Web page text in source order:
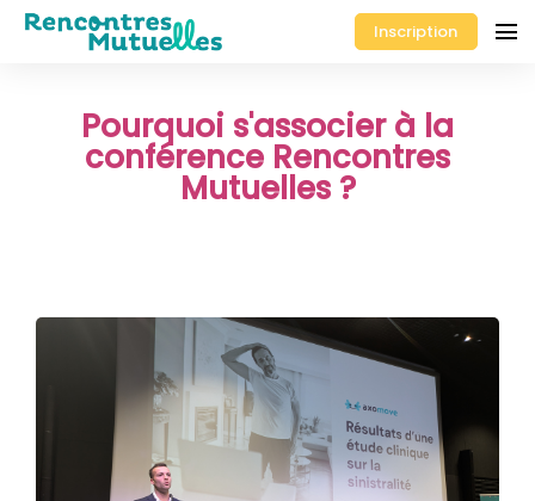
Inscription
Pourquoi s'associer à la
conférence Rencontres
Mutuelles ?